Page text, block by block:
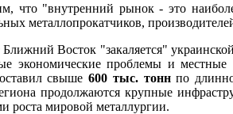
что "внутренний рынок - это
металлопрокатчиков,
Ближний Восток "закаляется"
экономические проблемы и местные
свыше600 тыс. тоннпо
продолжаются крупные
роста мировой металлургии.